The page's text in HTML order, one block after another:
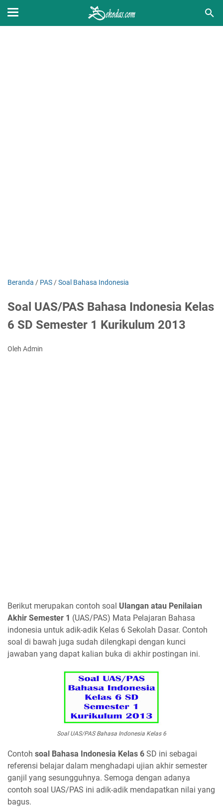
Beranda / PAS /Soal Bahasa Indonesia
Soal UAS/PAS Bahasa Indonesia Kelas
6 SD Semester 1 Kurikulum 2013
Oleh Admin
Berikut merupakan contoh soal Ulangan atau Penilaian
Akhir Semester 1 (UAS/PAS) Mata Pelajaran Bahasa
indonesia untuk adik-adik Kelas 6 Sekolah Dasar. Contoh
soal di bawah juga sudah dilengkapi dengan kunci
jawaban yang dapat kalian buka di akhir postingan ini.
Soal UAS/PAS Bahasa Indonesia Kelas 6
Contoh soal Bahasa Indonesia Kelas 6 SD ini sebagai
referensi belajar dalam menghadapi ujian akhir semester
ganjil yang sesungguhnya. Semoga dengan adanya
contoh soal UAS/PAS ini adik-adik mendapatkan nilai yang
bagus.